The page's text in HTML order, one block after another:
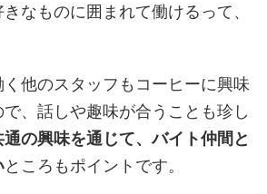
なものに囲まれて働けるって、
く他のスタッフもコーヒーに興味
、話しや趣味が合うことも珍し
通の興味を通じて、バイト仲間と
ところもポイントです。